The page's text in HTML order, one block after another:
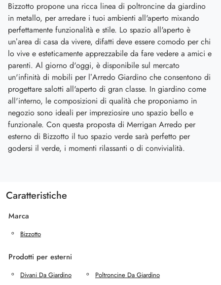
Bizzotto propone una ricca linea di poltroncine da giardino
in metallo, per arredare i tuoi ambienti all'aperto mixando
perfettamente funzionalità e stile. Lo spazio all'aperto è
un’area di casa da vivere, difatti deve essere comodo per chi
lo vive e esteticamente apprezzabile da fare vedere a amici e
parenti. Al giorno d'oggi, è disponibile sul mercato
un'infinità di mobili per l’Arredo Giardino che consentono di
progettare salotti all'aperto di gran classe. In giardino come
all'interno, le composizioni di qualità che proponiamo in
negozio sono ideali per impreziosire uno spazio bello e
funzionale. Con questa proposta di Merrigan Arredo per
esterno di Bizzotto il tuo spazio verde sarà perfetto per
godersi il verde, i momenti rilassanti o di convivialità.
Caratteristiche
Marca
Bizzotto
Prodotti per esterni
Divani Da Giardino
Poltroncine Da Giardino